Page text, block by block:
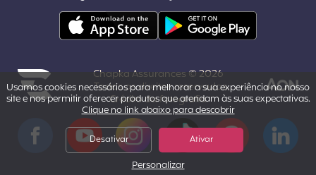
Outros destinos populares
Contacto
Quem somos nós?
Aviso legal
Chapka Assurances © 2026
- Todos os direitos reservados.
Crédito da fotografia
Powered by Aon
YouTube Instagram Tiktok Pinterest LinkedIn
Usamos cookies necessários para melhorar a sua experiência no nosso
site e nos permitir oferecer produtos que atendam às suas expectativas.
Clique no link abaixo para descobrir
Desativar Ativar
Personalizar